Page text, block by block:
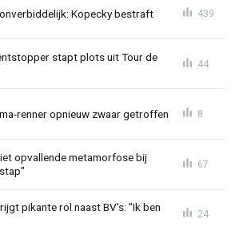
Kopecky bestraft 439
stapt plots uit Tour de
44
renner opnieuw zwaar getroffen 8
opvallende metamorfose bij
67
pikante rol naast BV's: "Ik ben
24